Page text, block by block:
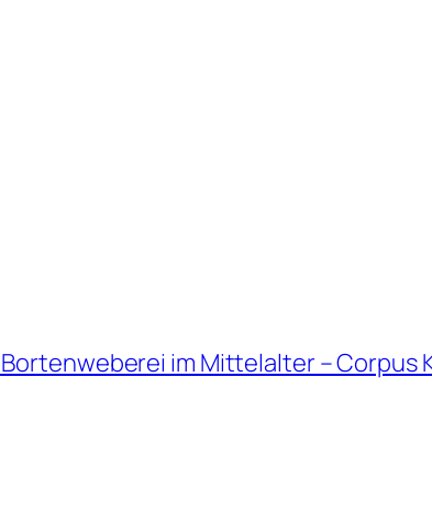
im Mittelalter – Corpus